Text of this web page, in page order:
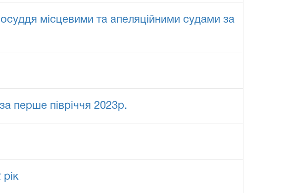
місцевими та апеляційними судами за
перше півріччя 2023р.